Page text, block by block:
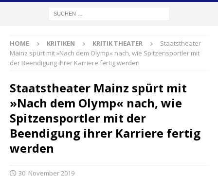
HOME KRITIKEN KRITIK THEATER
Staatstheater
Mainz spürt mit »Nach dem Olymp« nach, wie Spitzensportler mit
der Beendigung ihrer Karriere fertig werden
Staatstheater Mainz spürt mit
»Nach dem Olymp« nach, wie
Spitzensportler mit der
Beendigung ihrer Karriere fertig
werden
30. November 2019